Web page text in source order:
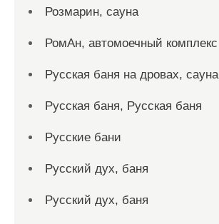
Розмарин, сауна
РомАн, автомоечный комплекс
Русская баня на дровах, сауна
Русская баня, Русская баня
Русские бани
Русский дух, баня
Русский дух, баня